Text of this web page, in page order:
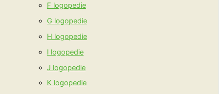
F logopedie
G logopedie
H logopedie
I logopedie
J logopedie
K logopedie